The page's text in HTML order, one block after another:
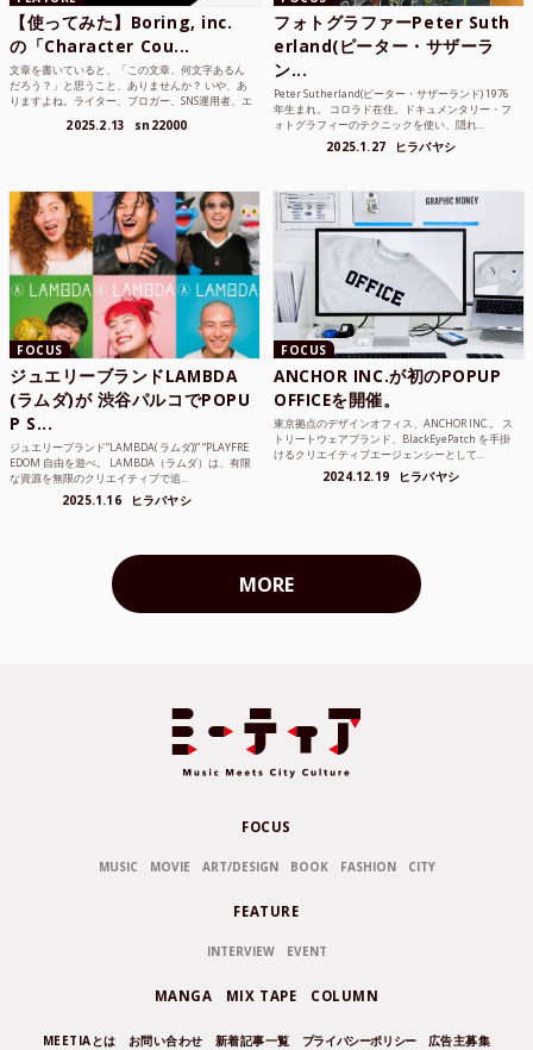
【使ってみた】Boring, inc.
の「Character Cou...
文章を書いていると、「この文章、何文字あるん
だろう？」と思うこと、ありませんか？ いや、あ
りますよね。ライター、ブロガー、SNS運用者、エ
2025.2.13 sn22000
フォトグラファーPeter Suth
erland(ピーター・サザーラ
ン...
Peter Sutherland(ピーター・サザーランド) 1976
年生まれ。 コロラド在住。ドキュメンタリー・フ
ォトグラフィーのテクニックを使い、隠れ...
2025.1.27 ヒラバヤシ
FOCUS
ジュエリーブランドLAMBDA
(ラムダ)が 渋谷パルコでPOPU
P S...
ジュエリーブランド“LAMBDA( ラムダ))” “PLAYFRE
EDOM 自由を遊べ。 LAMBDA（ラムダ）は、有限
な資源を無限のクリエイティブで追...
2025.1.16 ヒラバヤシ
FOCUS
ANCHOR INC.が初のPOPUP
OFFICEを開催。
東京拠点のデザインオフィス、ANCHOR INC.。 ス
トリートウェアブランド、BlackEyePatch を手掛
けるクリエイティブエージェンシーとして...
2024.12.19 ヒラバヤシ
MORE
FOCUS
MUSIC MOVIE ART/DESIGN BOOK FASHION CITY
FEATURE
INTERVIEW EVENT
MANGA MIX TAPE COLUMN
MEETIAとは お問い合わせ 新着記事一覧 プライバシーポリシー 広告主募集